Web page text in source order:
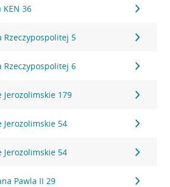
KEN 36
Rzeczypospolitej 5
Rzeczypospolitej 6
Jerozolimskie 179
Jerozolimskie 54
Jerozolimskie 54
Pawla II 29